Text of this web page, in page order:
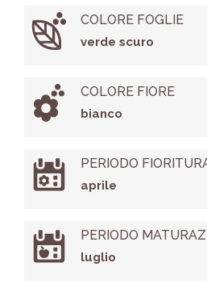
COLORE FOGLIE
verde scuro
COLORE FIORE
bianco
PERIODO
aprile
PERIODO
luglio